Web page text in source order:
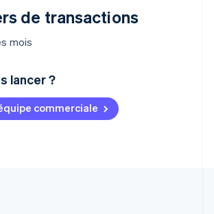
de transactions
mois
lancer ?
commerciale